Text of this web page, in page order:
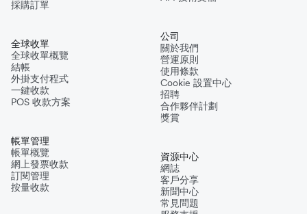
採購訂單
全球收單
全球收單概覽
結帳
外掛支付程式
一鍵收款
POS 收款方案
帳單管理
帳單概覽
網上發票收款
訂閱管理
按量收款
公司
關於我們
營運原則
使用條款
Cookie 設置中心
招聘
合作夥伴計劃
獎賞
資源中心
網誌
客戶分享
新聞中心
常見問題